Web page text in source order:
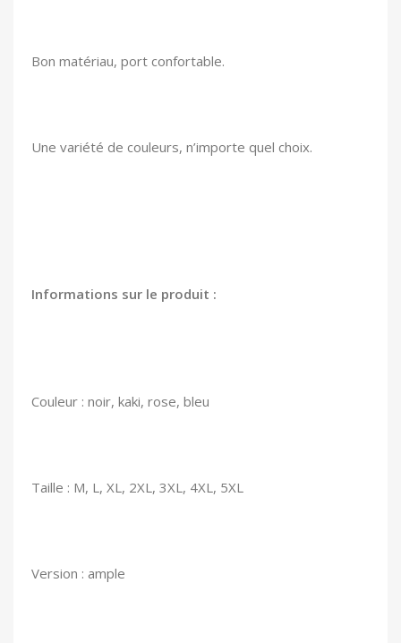
Bon matériau, port confortable.
Une variété de couleurs, n’importe quel choix.
Informations sur le produit :
Couleur : noir, kaki, rose, bleu
Taille : M, L, XL, 2XL, 3XL, 4XL, 5XL
Version : ample